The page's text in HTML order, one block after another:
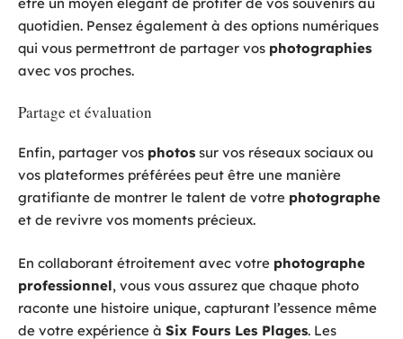
être un moyen élégant de profiter de vos souvenirs au
quotidien. Pensez également à des options numériques
qui vous permettront de partager vos photographies
avec vos proches.
Partage et évaluation
Enfin, partager vos photos sur vos réseaux sociaux ou
vos plateformes préférées peut être une manière
gratifiante de montrer le talent de votre photographe
et de revivre vos moments précieux.
En collaborant étroitement avec votre photographe
professionnel, vous vous assurez que chaque photo
raconte une histoire unique, capturant l’essence même
de votre expérience à Six Fours Les Plages. Les